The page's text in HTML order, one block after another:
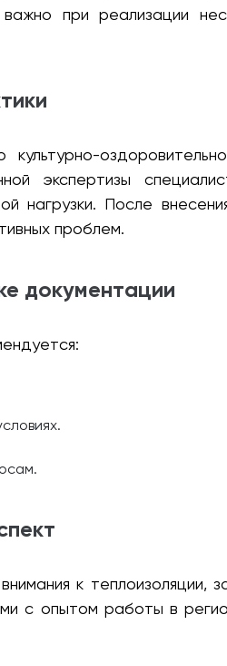
при реализации
экспертизы
нагрузки. После
проблем.
документации
к теплоизоляции,
с опытом работы в